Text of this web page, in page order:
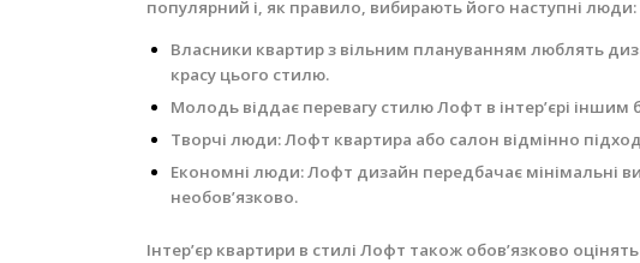
популярний і, як правило, вибирають його наступні люди:
Власники квартир з вільним плануванням люблять
красу цього стилю.
Молодь віддає перевагу стилю Лофт в інтер’єрі іншим
Творчі люди: Лофт квартира або салон відмінно
Економні люди: Лофт дизайн передбачає мінімальні
необов’язково.
Інтер’єр квартири в стилі Лофт також обов’язково